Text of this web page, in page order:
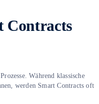
Contracts
Während klassische
werden Smart Contracts oft